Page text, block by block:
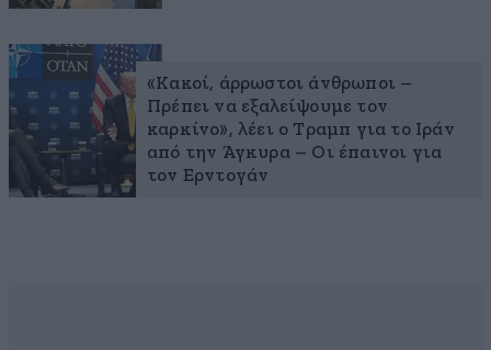
«Κακοί, άρρωστοι άνθρωποι –
Πρέπει να εξαλείψουμε τον
καρκίνο», λέει ο Τραμπ για το Ιράν
από την Άγκυρα – Οι έπαινοι για
τον Ερντογάν